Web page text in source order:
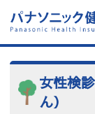
女性検
ん）